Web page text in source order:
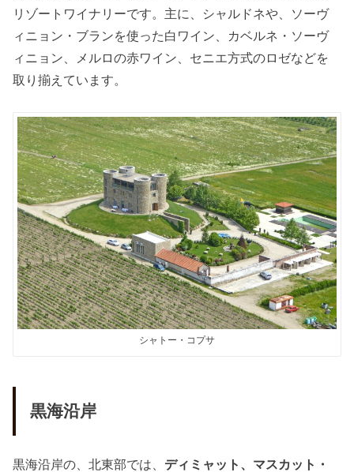
リゾートワイナリーです。主に、シャルドネや、ソーヴ
ィニョン・ブランを使った白ワイン、カベルネ・ソーヴ
ィニョン、メルロの赤ワイン、セニエ方式のロゼなどを
取り揃えています。
シャトー・コプサ
黒海沿岸
黒海沿岸の、北東部では、 ディミャット、マスカット・